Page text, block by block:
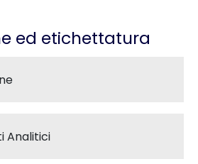
ed etichettatura
Analitici